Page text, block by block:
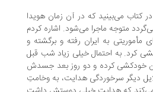
می‌بینید که در آن زمان هویدا
متوجه ماجرا می‌شود. اشاره کردم
به ایران رفته و برگشته و
احتمال خیلی زیاد شب قبل
فروردین خودکشی کرده و دو روز بعد جسدش
سرخوردگی هدایت، به وخامتِ